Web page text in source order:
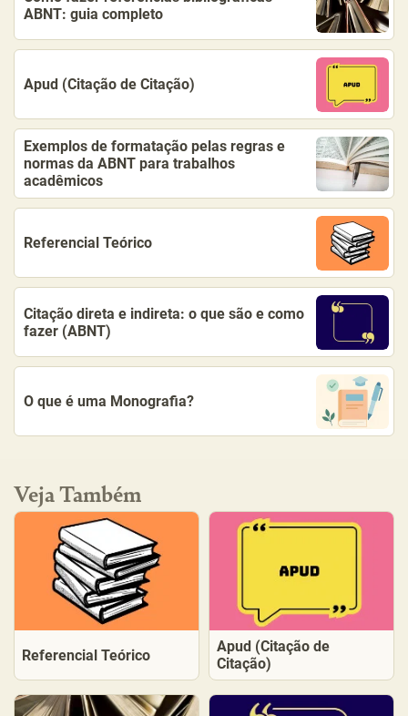
ABNT: guia completo
Apud (Citação de Citação)
Exemplos de formatação pelas regras e
normas da ABNT para trabalhos
acadêmicos
Referencial Teórico
Citação direta e indireta: o que são e como
fazer (ABNT)
O que é uma Monografia?
Veja Também
Referencial Teórico
Apud (Citação de
Citação)